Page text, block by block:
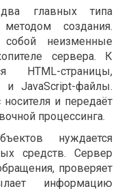
главных типа
создания.
собой неизменные
сервера. К
HTML-страницы,
и JavaScript-файлы.
и передаёт
процессинга.
нуждается
средств. Сервер
проверяет
информацию